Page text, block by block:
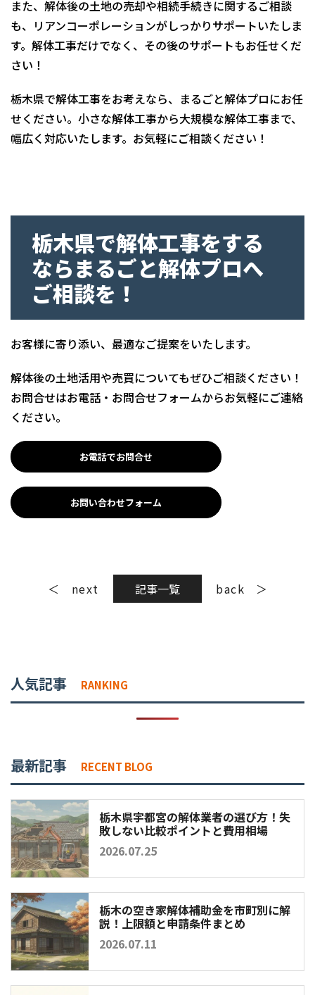
また、解体後の土地の売却や相続手続きに関するご相談
も、リアンコーポレーションがしっかりサポートいたしま
す。解体工事だけでなく、その後のサポートもお任せくだ
さい！
栃木県で解体工事をお考えなら、まるごと解体プロにお任
せください。小さな解体工事から大規模な解体工事まで、
幅広く対応いたします。お気軽にご相談ください！
栃木県で解体工事をする
ならまるごと解体プロへ
ご相談を！
お客様に寄り添い、最適なご提案をいたします。
解体後の土地活用や売買についてもぜひご相談ください！
お問合せはお電話・お問合せフォームからお気軽にご連絡
ください。
お電話でお問合せ
お問い合わせフォーム
next 記事一覧 back
人気記事 RANKING
最新記事 RECENT BLOG
栃木県宇都宮の解体業者の選び方！失
敗しない比較ポイントと費用相場
2026.07.25
栃木の空き家解体補助金を市町別に解
説！上限額と申請条件まとめ
2026.07.11